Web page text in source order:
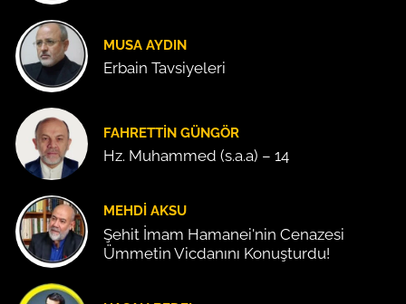
MUSA AYDIN
Erbain Tavsiyeleri
FAHRETTIN GÜNGÖR
Hz. Muhammed (s.a.a) – 14
MEHDI AKSU
Şehit İmam Hamanei'nin Cenazesi
Ümmetin Vicdanını Konuşturdu!